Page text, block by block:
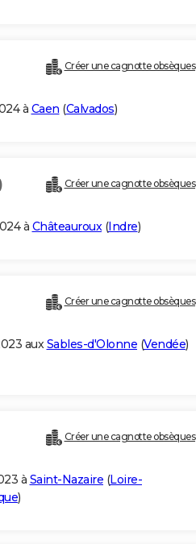
Créer une cagnotte obsèques
à Caen (Calvados)
Créer une cagnotte obsèques
à Châteauroux(Indre)
Créer une cagnotte obsèques
auxSables-d'Olonne (Vendée)
Créer une cagnotte obsèques
à Saint-Nazaire (Loire-
)